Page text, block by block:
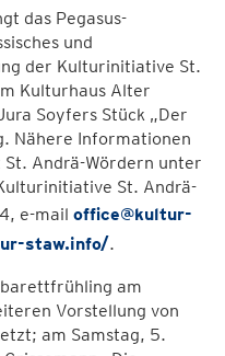
das Pegasus-
und
der Kulturinitiative St.
Kulturhaus Alter
Soyfers Stück „Der
Nähere Informationen
Andrä-Wördern unter
St. Andrä-
e-mail office@kultur-
staw.info/.
am
Vorstellung von
am Samstag, 5.